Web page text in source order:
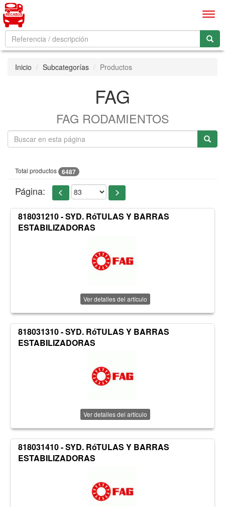
Inicio Subcategorías Productos
FAG
FAG RODAMIENTOS
Total productos 6487
Página:
818031210 - SYD. RóTULAS Y BARRAS
ESTABILIZADORAS
Ver detalles del artículo
818031310 - SYD. RóTULAS Y BARRAS
ESTABILIZADORAS
Ver detalles del artículo
818031410 - SYD. RóTULAS Y BARRAS
ESTABILIZADORAS